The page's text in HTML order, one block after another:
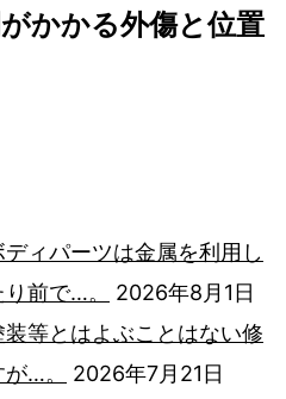
かかる外傷と位置
ィパーツは金属を利用し
前で…。
2026年8月1日
等とはよぶことはない修
…。
2026年7月21日